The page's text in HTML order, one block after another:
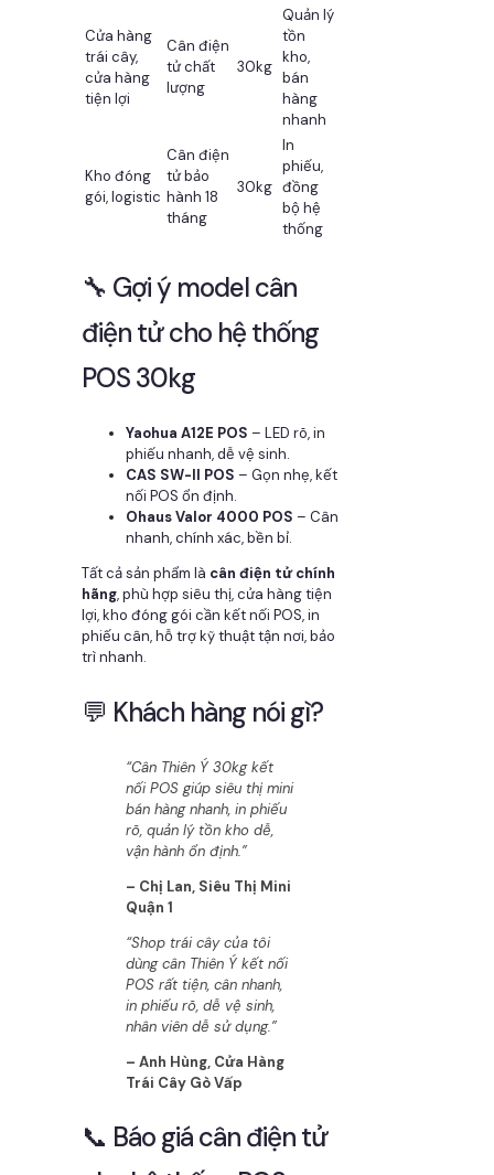
Cửa hàng
trái cây,
cửa hàng
tiện lợi
Cân điện
tử chất
lượng
30kg
Quản lý
tồn
kho,
bán
hàng
nhanh
Kho đóng
gói, logistic
Cân điện
tử bảo
hành 18
tháng
30kg
In
phiếu,
đồng
bộ hệ
thống
🔧 Gợi ý model cân
điện tử cho hệ thống
POS 30kg
Yaohua A12E POS – LED rõ, in
phiếu nhanh, dễ vệ sinh.
CAS SW-II POS – Gọn nhẹ, kết
nối POS ổn định.
Ohaus Valor 4000 POS – Cân
nhanh, chính xác, bền bỉ.
Tất cả sản phẩm là cân điện tử chính
hãng, phù hợp siêu thị, cửa hàng tiện
lợi, kho đóng gói cần kết nối POS, in
phiếu cân, hỗ trợ kỹ thuật tận nơi, bảo
trì nhanh.
💬 Khách hàng nói gì?
“Cân Thiên Ý 30kg kết
nối POS giúp siêu thị mini
bán hàng nhanh, in phiếu
rõ, quản lý tồn kho dễ,
vận hành ổn định.”
– Chị Lan, Siêu Thị Mini
Quận 1
“Shop trái cây của tôi
dùng cân Thiên Ý kết nối
POS rất tiện, cân nhanh,
in phiếu rõ, dễ vệ sinh,
nhân viên dễ sử dụng.”
– Anh Hùng, Cửa Hàng
Trái Cây Gò Vấp
📞 Báo giá cân điện tử